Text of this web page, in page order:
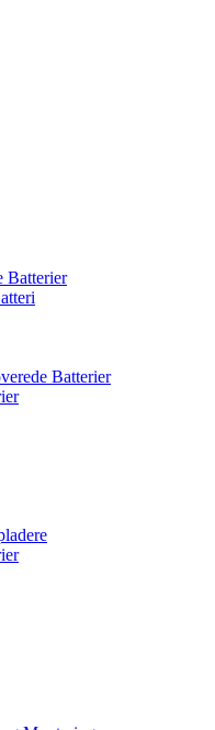
Batterier
Batterier